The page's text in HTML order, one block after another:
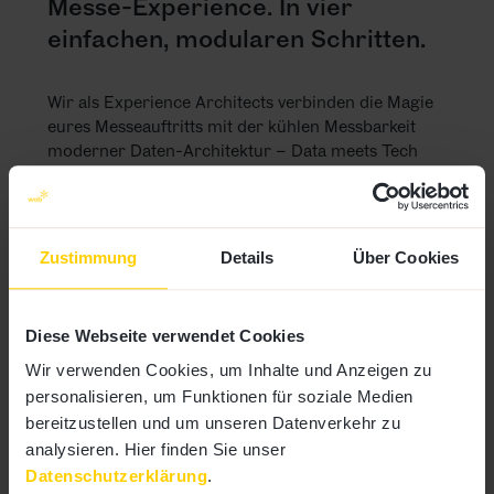
Zustimmung Details Über Cookies
Diese Webseite verwendet Cookies
Wir verwenden Cookies, um Inhalte und Anzeigen zu
personalisieren, um Funktionen für soziale Medien
bereitzustellen und um unseren Datenverkehr zu
analysieren. Hier finden Sie unser
Datenschutzerklärung.
einfachen, modularen Schritten.
Wir als Experience Architects verbinden die Magie
eures Messeauftritts mit der kühlen Messbarkeit
moderner Daten-Architektur – Data meets Tech
meets Creativity. In vier klaren Schritten:
Schritt 1: Klarheit schaffen.
Schritt 2: Lösungen finden.
Schritt 3: Ergebnisse liefern.
Schritt 4: Erfolge skalieren.